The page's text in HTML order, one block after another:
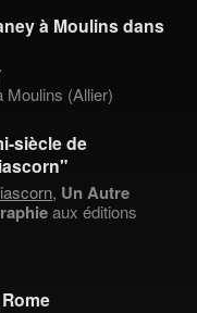
à Moulins dans
Moulins (Allier)
siècle de
, Un Autre
aux éditions